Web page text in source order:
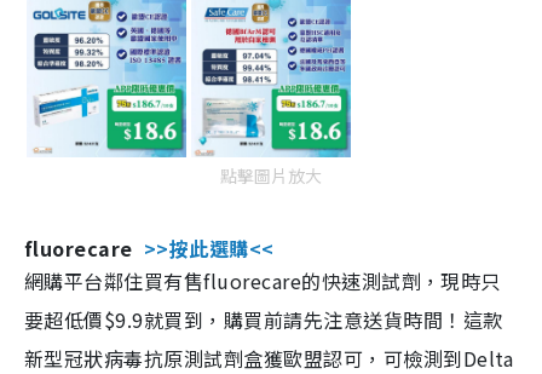
點擊圖片放大
fluorecare >>按此選購<<
網購平台鄰住買有售fluorecare的快速測試劑，現時只
要超低價$9.9就買到，購買前請先注意送貨時間！這款
新型冠狀病毒抗原測試劑盒獲歐盟認可，可檢測到Delta